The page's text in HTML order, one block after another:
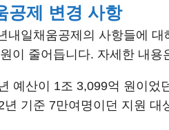
공제 변경 사항
내일채움공제의 사항들에
이 줄어듭니다. 자세한 내용
예산이 1조 3,099억 원이
년 기준 7만여명이던 지원